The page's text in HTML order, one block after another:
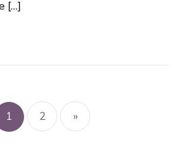
[…]
Berichtnavigatie
1 2 »